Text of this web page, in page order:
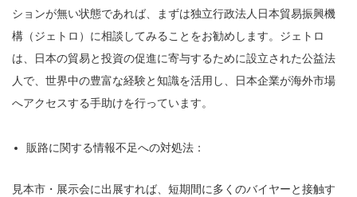
ションが無い状態であれば、まずは独立行政法人日本貿易振興機
構（ジェトロ）に相談してみることをお勧めします。ジェトロ
は、日本の貿易と投資の促進に寄与するために設立された公益法
人で、世界中の豊富な経験と知識を活用し、日本企業が海外市場
へアクセスする手助けを行っています。
販路に関する情報不足への対処法：
見本市・展示会に出展すれば、短期間に多くのバイヤーと接触す